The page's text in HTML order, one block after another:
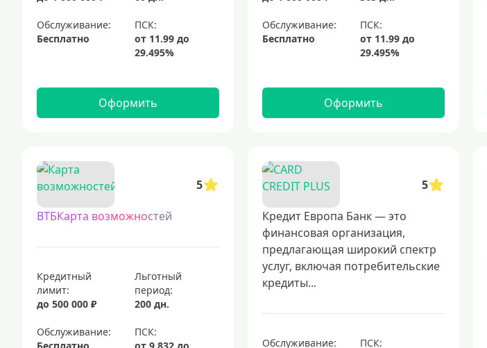
Обслуживание:
Бесплатно
Оформить
Обслуживание:
Бесплатно
Оформить
5
ВТБКарта возможностей
Кредитный
лимит:
до 500 000 ₽
Льготный
период:
200 дн.
Обслуживание:
5
Кредит Европа Банк — это
финансовая организация,
предлагающая широкий спектр
услуг, включая потребительские
кредиты...
Обслуживание: